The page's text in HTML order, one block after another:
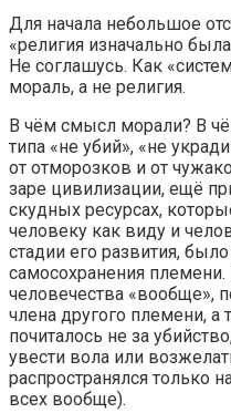
Для начала небольшое
«религия изначально
Не соглашусь. Как
мораль, а не религия.
В чём смысл морали? В
типа «не убий», «не
от отморозков и от
заре цивилизации, ещё
скудных ресурсах,
человеку как виду и
стадии его развития,
самосохранения
человечества «вообще»,
члена другого племени, а
почиталось не за
увести вола или
распространялся только
всех вообще).